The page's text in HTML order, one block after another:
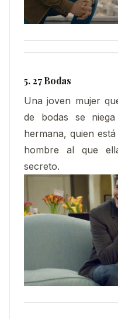
5. 27 Bodas
Una joven mujer
de bodas se
hermana, quien
hombre al que
secreto.